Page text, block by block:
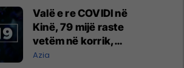
Valë e re COVIDI në
Kinë, 79 mijë raste
vetëm në korrik,
autoritetet: Nuk ka
Azia